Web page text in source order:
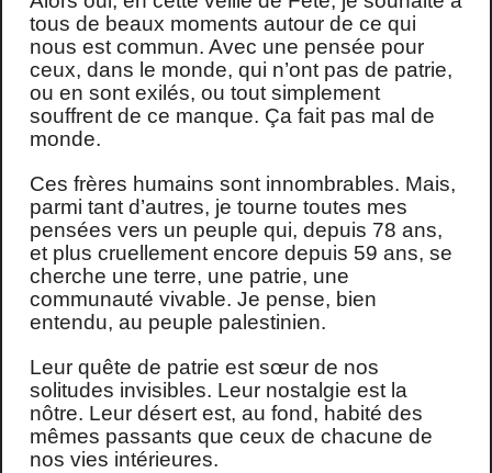
tous de beaux moments autour de ce qui
nous est commun. Avec une pensée pour
ceux, dans le monde, qui n’ont pas de patrie,
ou en sont exilés, ou tout simplement
souffrent de ce manque. Ça fait pas mal de
monde.
Ces frères humains sont innombrables. Mais,
parmi tant d’autres, je tourne toutes mes
pensées vers un peuple qui, depuis 78 ans,
et plus cruellement encore depuis 59 ans, se
cherche une terre, une patrie, une
communauté vivable. Je pense, bien
entendu, au peuple palestinien.
Leur quête de patrie est sœur de nos
solitudes invisibles. Leur nostalgie est la
nôtre. Leur désert est, au fond, habité des
mêmes passants que ceux de chacune de
nos vies intérieures.